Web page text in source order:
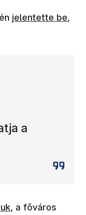
(új ablakban
jelentette be,
a
, a főváros